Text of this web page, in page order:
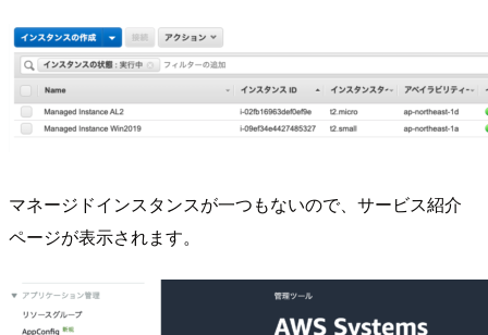
マネージドインスタンスが一つもないので、サービス紹介
ページが表示されます。